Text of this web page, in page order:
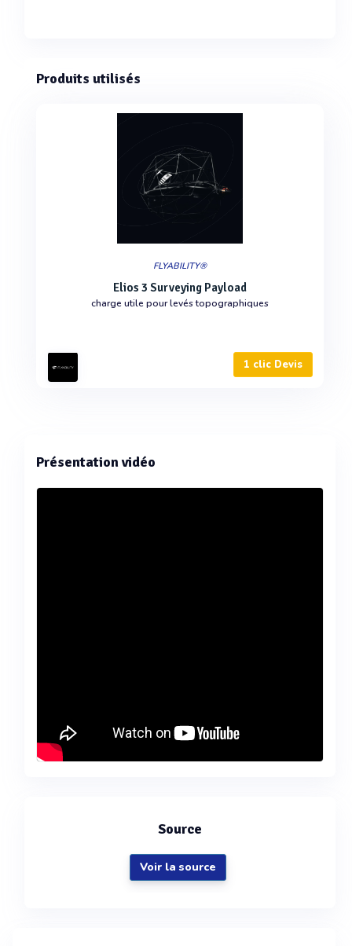
Produits utilisés
FLYABILITY®
Elios 3 Surveying Payload
charge utile pour levés topographiques
1 clic Devis
Présentation vidéo
Source
Voir la source